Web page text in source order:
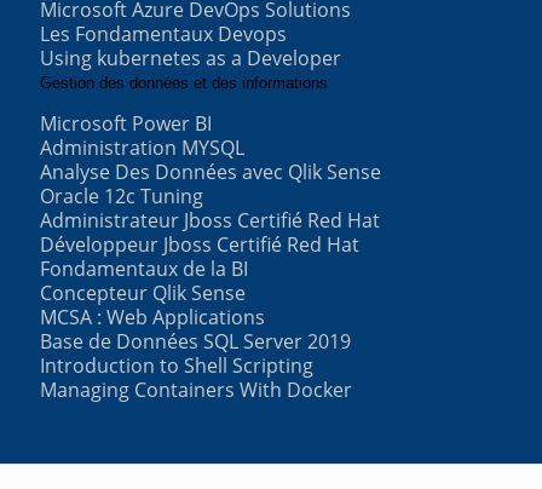
Microsoft Azure DevOps Solutions
Les Fondamentaux Devops
Using kubernetes as a Developer
Gestion des données et des informations
Microsoft Power BI
Administration MYSQL
Analyse Des Données avec Qlik Sense
Oracle 12c Tuning
Administrateur Jboss Certifié Red Hat
Développeur Jboss Certifié Red Hat
Fondamentaux de la BI
Concepteur Qlik Sense
MCSA : Web Applications
Base de Données SQL Server 2019
Introduction to Shell Scripting
Managing Containers With Docker